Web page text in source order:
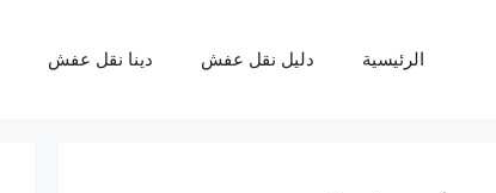
الرئيسية دليل نقل عفش دينا نقل عفش